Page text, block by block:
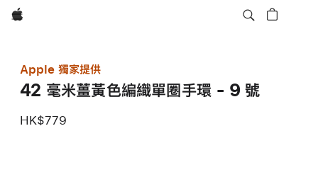
Apple
Apple 獨家提供
42 毫米薑黃色編織單圈手環 - 9 號
HK$779